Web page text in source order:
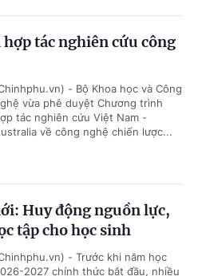
tác nghiên cứu công
- Bộ Khoa học và Công
vừa phê duyệt Chương trình
tác nghiên cứu Việt Nam -
về công nghệ chiến lược...
Huy động nguồn lực,
tập cho học sinh
- Trước khi năm học
2027 chính thức bắt đầu, nhiều